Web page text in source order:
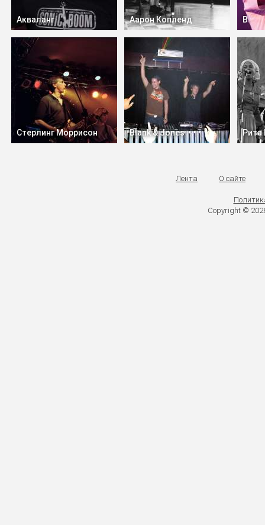
Акваланг Аарон Копленд В
Стерлинг Моррисон Blank & Jones
Лента О сайте
Copyright ©